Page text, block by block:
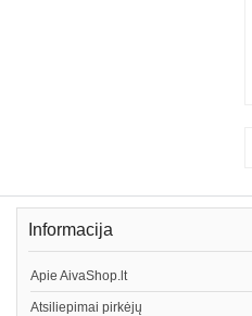
Informacija
Apie AivaShop.lt
Atsiliepimai pirkėjų